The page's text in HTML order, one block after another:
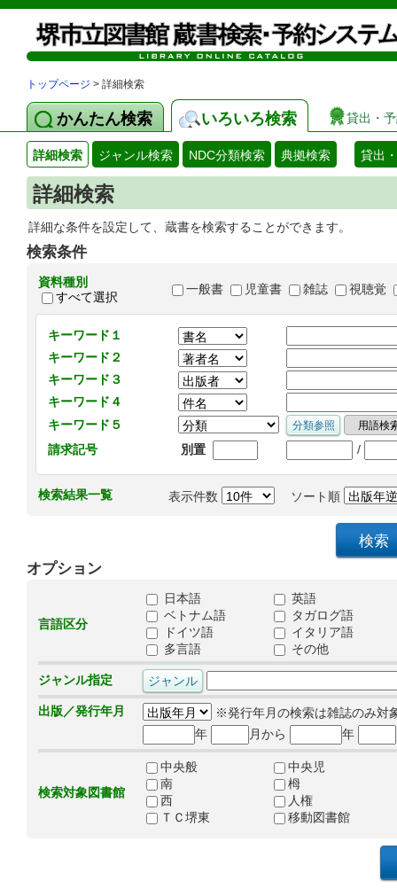
トップページ > 詳細検索
かんたん検索 いろいろ検索 貸出・
詳細検索 ジャンル検索 NDC分類検索 典拠検索 貸出
詳細検索
詳細な条件を設定して、蔵書を検索することができます。
検索条件
資料種別
すべて選択
一般書 児童書 雑誌 視聴覚
キーワード１
キーワード２
キーワード３
キーワード４
キーワード５
請求記号
別置 /
検索結果一覧 表示件数 ソート順
オプション
言語区分
日本語
英語
ベトナム語
タガログ語
ドイツ語
イタリア語
多言語
その他
ジャンル指定
出版／発行年月
※発行年月の検索は雑誌のみ対
年
月から 年
検索対象図書館
中央般
中央児
南
栂
西
人権
ＴＣ堺東
移動図書館